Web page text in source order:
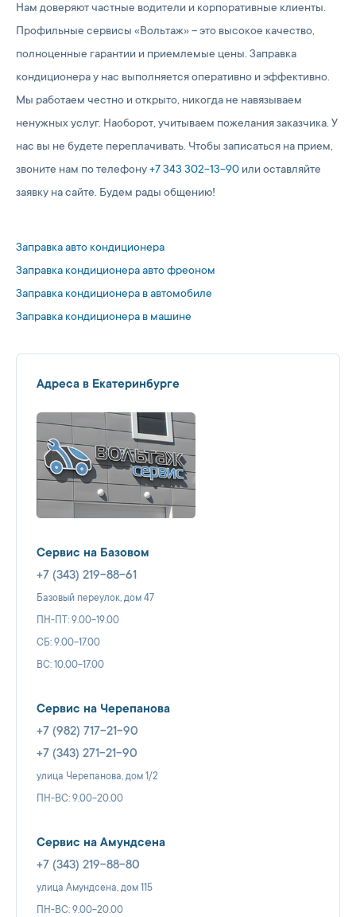
Нам доверяют частные водители и корпоративные клиенты.
Профильные сервисы «Вольтаж» – это высокое качество,
полноценные гарантии и приемлемые цены. Заправка
кондиционера у нас выполняется оперативно и эффективно.
Мы работаем честно и открыто, никогда не навязываем
ненужных услуг. Наоборот, учитываем пожелания заказчика. У
нас вы не будете переплачивать. Чтобы записаться на прием,
звоните нам по телефону+7 343 302-13-90 или оставляйте
заявку на сайте. Будем рады общению!
Заправка авто кондиционера
Заправка кондиционера авто фреоном
Заправка кондиционера в автомобиле
Заправка кондиционера в машине
Адреса в Екатеринбурге
Сервис на Базовом
+7 (343) 219-88-61
Базовый переулок, дом 47
ПН-ПТ: 9.00-19.00
СБ: 9.00-17.00
ВС: 10.00-17.00
Сервис на Черепанова
+7 (982) 717-21-90
+7 (343) 271-21-90
улица Черепанова, дом 1/2
ПН-ВС: 9.00-20.00
Сервис на Амундсена
+7 (343) 219-88-80
улица Амундсена, дом 115
ПН-ВС: 9.00-20.00